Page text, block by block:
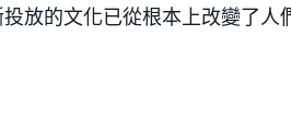
放的文化已從根本上改變了人